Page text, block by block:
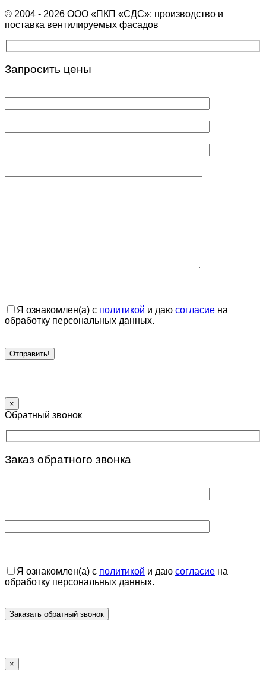
© 2004 - 2026 ООО «ПКП «СДС»: производство и
поставка вентилируемых фасадов
Запросить цены
Я ознакомлен(а) с политикой и даю согласие на
обработку персональных данных.
×
Обратный звонок
Заказ обратного звонка
Я ознакомлен(а) с политикой и даю согласие на
обработку персональных данных.
×